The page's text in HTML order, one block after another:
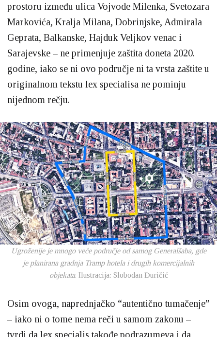
prostoru između ulica Vojvode Milenka, Svetozara
Markovića, Kralja Milana, Dobrinjske, Admirala
Geprata, Balkanske, Hajduk Veljkov venac i
Sarajevske – ne primenjuje zaštita doneta 2020.
godine, iako se ni ovo područje ni ta vrsta zaštite u
originalnom tekstu lex specialisa ne pominju
nijednom rečju.
Ugroženije je mnogo veće područje od samog Generalšaba, gde
je planirana gradnja Tramp hotela i drugih komercijalnih
objekata. Ilustracija: Slobodan Đuričić
Osim ovoga, naprednjačko “autentično tumačenje”
– iako ni o tome nema reči u samom zakonu –
tvrdi da lex specialis takođe podrazumeva i da,